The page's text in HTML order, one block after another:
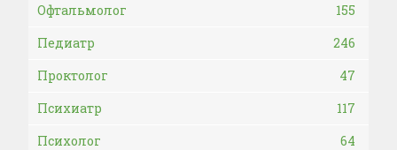
Офтальмолог
155
Педиатр
246
Проктолог
47
Психиатр
117
Психолог
64